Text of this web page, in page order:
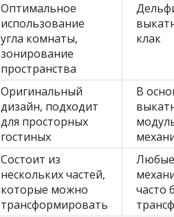
Оптимальное
использование
угла комнаты,
зонирование
пространства
клак
Оригинальный
дизайн, подходит
для просторных
гостиных
В
Состоит из
нескольких частей,
которые можно
трансформировать
часто